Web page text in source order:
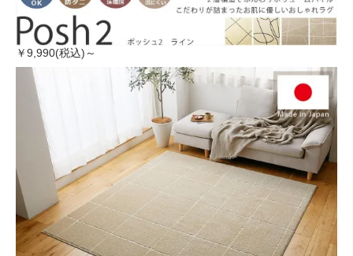
￥9,990(税込)～